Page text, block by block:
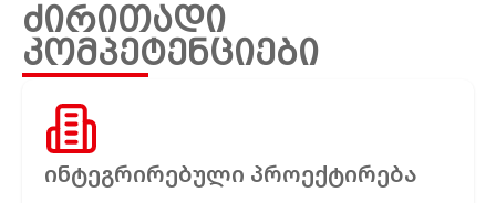
ძირითადი
კომპეტენციები
ინტეგრირებული პროექტირება